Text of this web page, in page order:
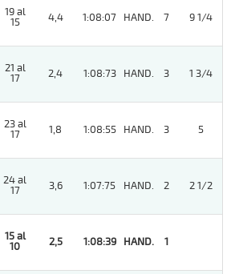
19 al
15
4,4 1:08:07 HAND. 7 9 1/4
21 al
17
2,4 1:08:73 HAND. 3 1 3/4
23 al
17
1,8 1:08:55 HAND. 3 5
24 al
17
3,6 1:07:75 HAND. 2 2 1/2
15 al
10
2,5 1:08:39 HAND. 1